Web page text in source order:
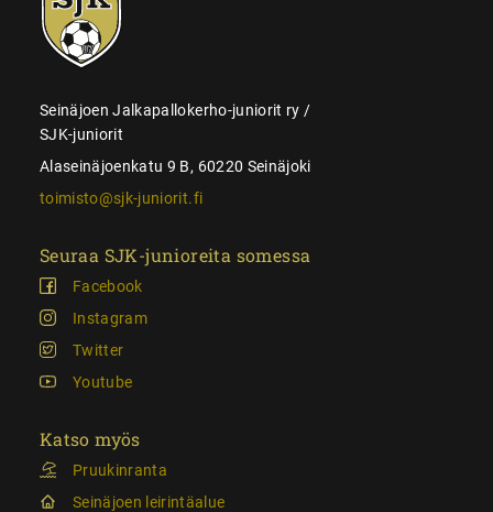
juniorit
Seinäjoen Jalkapallokerho-juniorit ry /
SJK-juniorit
Alaseinäjoenkatu 9 B, 60220 Seinäjoki
toimisto@sjk-juniorit.fi
Seuraa SJK-junioreita somessa
Facebook
Instagram
Twitter
Youtube
Katso myös
Pruukinranta
Seinäjoen leirintäalue